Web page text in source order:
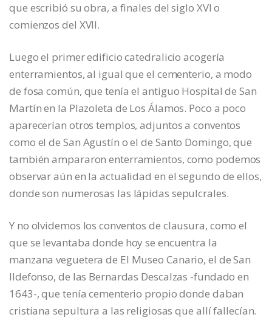
que escribió su obra, a finales del siglo XVI o
comienzos del XVII.
Luego el primer edificio catedralicio acogería
enterramientos, al igual que el cementerio, a modo
de fosa común, que tenía el antiguo Hospital de San
Martín en la Plazoleta de Los Álamos. Poco a poco
aparecerían otros templos, adjuntos a conventos
como el de San Agustín o el de Santo Domingo, que
también ampararon enterramientos, como podemos
observar aún en la actualidad en el segundo de ellos,
donde son numerosas las lápidas sepulcrales.
Y no olvidemos los conventos de clausura, como el
que se levantaba donde hoy se encuentra la
manzana veguetera de El Museo Canario, el de San
Ildefonso, de las Bernardas Descalzas -fundado en
1643-, que tenía cementerio propio donde daban
cristiana sepultura a las religiosas que allí fallecían.